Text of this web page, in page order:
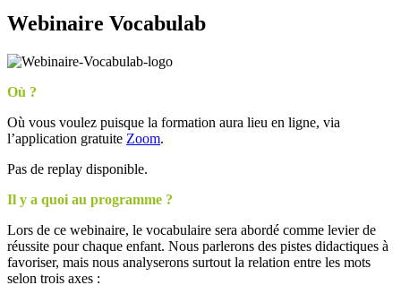
Webinaire Vocabulab
Où ?
Où vous voulez puisque la formation aura lieu en ligne, via
l’application gratuite Zoom.
Pas de replay disponible.
Il y a quoi au programme ?
Lors de ce webinaire, le vocabulaire sera abordé comme levier de
réussite pour chaque enfant. Nous parlerons des pistes didactiques à
favoriser, mais nous analyserons surtout la relation entre les mots
selon trois axes :